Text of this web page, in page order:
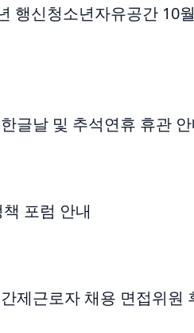
행신청소년자유공간 10
글날 및 추석연휴 휴관
포럼 안내
제근로자 채용 면접위원